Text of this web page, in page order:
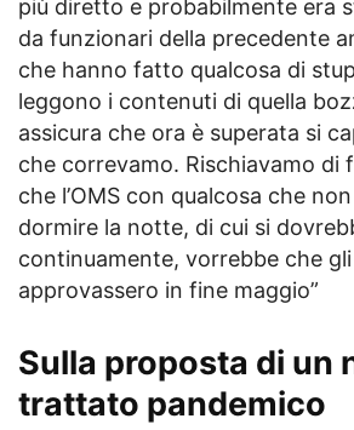
più diretto e probabilmente era
da funzionari della precedente
che hanno fatto qualcosa di
leggono i contenuti di quella
assicura che ora è superata si
che correvamo. Rischiavamo di
che l’OMS con qualcosa che
dormire la notte, di cui si
continuamente, vorrebbe che
approvassero in fine maggio”
Sulla proposta di un
trattato pandemico